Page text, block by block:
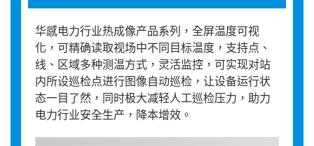
华感电力行业热成像产品系列，全屏温度可视
化，可精确读取视场中不同目标温度，支持点、
线、区域多种测温方式，灵活监控，可实现对站
内所设巡检点进行图像自动巡检，让设备运行状
态一目了然，同时极大减轻人工巡检压力，助力
电力行业安全生产，降本增效。